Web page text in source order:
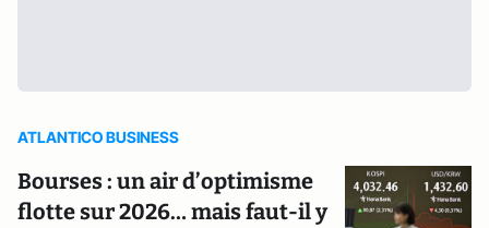
ATLANTICO BUSINESS
Bourses : un air d’optimisme
flotte sur 2026… mais faut-il y